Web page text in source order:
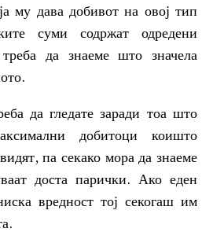
му дава добивот на овој тип
суми содржат одредени
да знаеме што значела
да гледате заради тоа што
добитоци коишто
па секако мора да знаеме
доста парички. Ако еден
вредност тој секогаш им